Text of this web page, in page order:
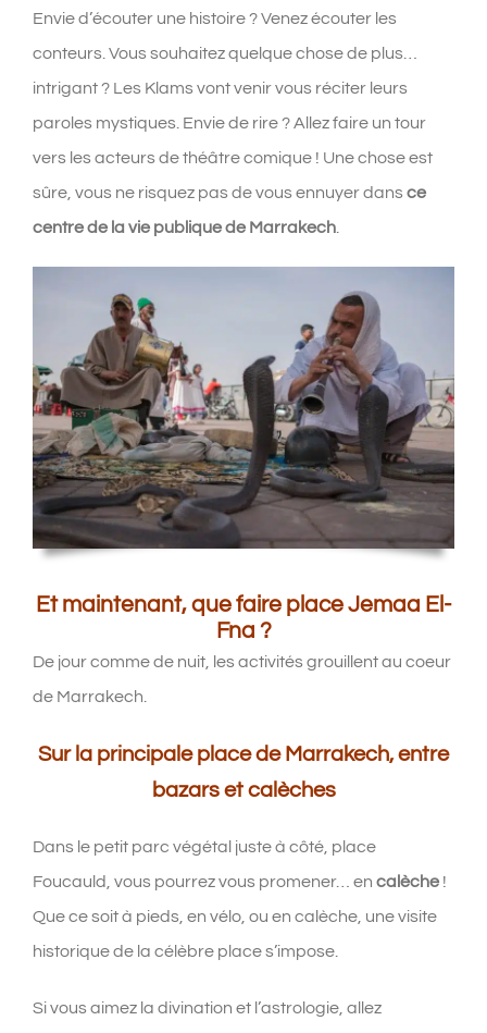
Envie d’écouter une histoire ? Venez écouter les
conteurs. Vous souhaitez quelque chose de plus…
intrigant ? Les Klams vont venir vous réciter leurs
paroles mystiques. Envie de rire ? Allez faire un tour
vers les acteurs de théâtre comique ! Une chose est
sûre, vous ne risquez pas de vous ennuyer dansce
centre de la vie publique de Marrakech.
Et maintenant, que faire place Jemaa El-
Fna ?
De jour comme de nuit, les activités grouillent au coeur
de Marrakech.
Sur la principale place de Marrakech, entre
bazars et calèches
Dans le petit parc végétal juste à côté, place
Foucauld, vous pourrez vous promener… en calèche !
Que ce soit à pieds, en vélo, ou en calèche, une visite
historique de la célèbre place s’impose.
Si vous aimez la divination et l’astrologie, allez